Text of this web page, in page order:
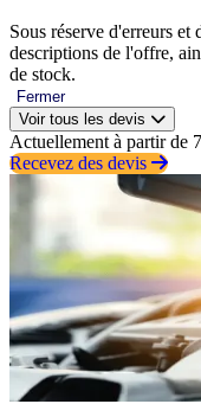
Sous réserve d'erreurs et
descriptions de l'offre,
de stock.
Fermer
Voir tous les devis
Actuellement à partir de
Recevez des devis